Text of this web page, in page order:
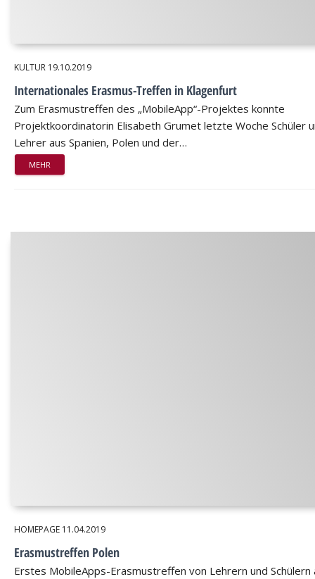
KULTUR 19.10.2019
Internationales Erasmus-Treffen in Klagenfurt
Zum Erasmustreffen des „MobileApp“-Projektes konnte
Projektkoordinatorin Elisabeth Grumet letzte Woche Schüler
Lehrer aus Spanien, Polen und der…
MEHR
HOMEPAGE 11.04.2019
Erasmustreffen Polen
Erstes MobileApps-Erasmustreffen von Lehrern und Schülern